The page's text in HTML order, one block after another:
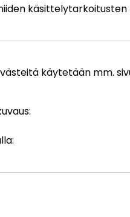
käytetään mm.